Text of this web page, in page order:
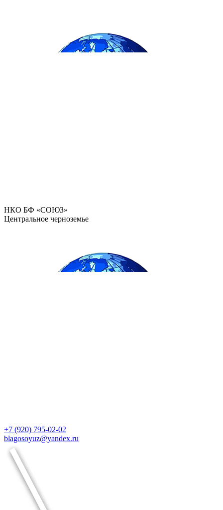
НКО БФ «СОЮЗ»
Центральное черноземье
+7 (920) 795-02-02
blagosoyuz@yandex.ru